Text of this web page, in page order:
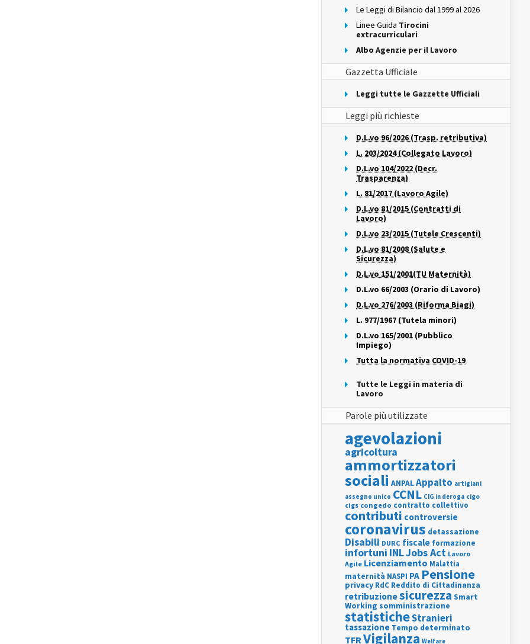
Le Leggi di Bilancio dal 1999 al 2026
Linee Guida Tirocini
extracurriculari
Albo Agenzie per il Lavoro
Gazzetta Ufficiale
Leggi tutte le Gazzette Ufficiali
Leggi più richieste
D.L.vo 96/2026 (Trasp. retributiva)
L. 203/2024 (Collegato Lavoro)
D.L.vo 104/2022 (Decr.
Trasparenza)
L. 81/2017 (Lavoro Agile)
D.L.vo 81/2015 (Contratti di
Lavoro)
D.L.vo 23/2015 (Tutele Crescenti)
D.L.vo 81/2008 (Salute e
Sicurezza)
D.L.vo 151/2001(TU Maternità)
D.L.vo 66/2003 (Orario di Lavoro)
D.L.vo 276/2003 (Riforma Biagi)
L. 977/1967 (Tutela minori)
D.L.vo 165/2001 (Pubblico
Impiego)
Tutta la normativa COVID-19
Tutte le Leggi in materia di
Lavoro
Parole più utilizzate
agevolazioni
agricoltura
ammortizzatori
sociali ANPALAppalto artigiani
assegno unico CCNL CIG in deroga cigo
cigs congedo contratto collettivo
contributi controversie
coronavirus detassazione
Disabili DURC fiscale formazione
infortuni INLJobs Act Lavoro
Agile Licenziamento Malattia
maternità NASPI PA Pensione
privacy RdC Reddito di Cittadinanza
retribuzionesicurezza Smart
Working somministrazione
statisticheStranieri
tassazione Tempo determinato
TFRVigilanza Welfare